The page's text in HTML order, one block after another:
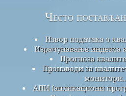
Често
Извор података о
Израчунавање индекса
Прогноза
Производи за
АПИ (апликациони